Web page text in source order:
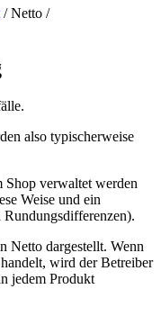
/ Netto /
also typischerweise
Shop verwaltet werden
Weise und ein
Netto dargestellt. Wenn
wird der Betreiber
jedem Produkt